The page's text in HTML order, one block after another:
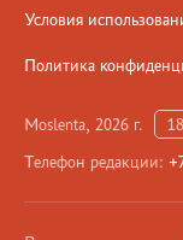
Условия
Политика
Moslenta, 2026 г.
Телефон редакции: